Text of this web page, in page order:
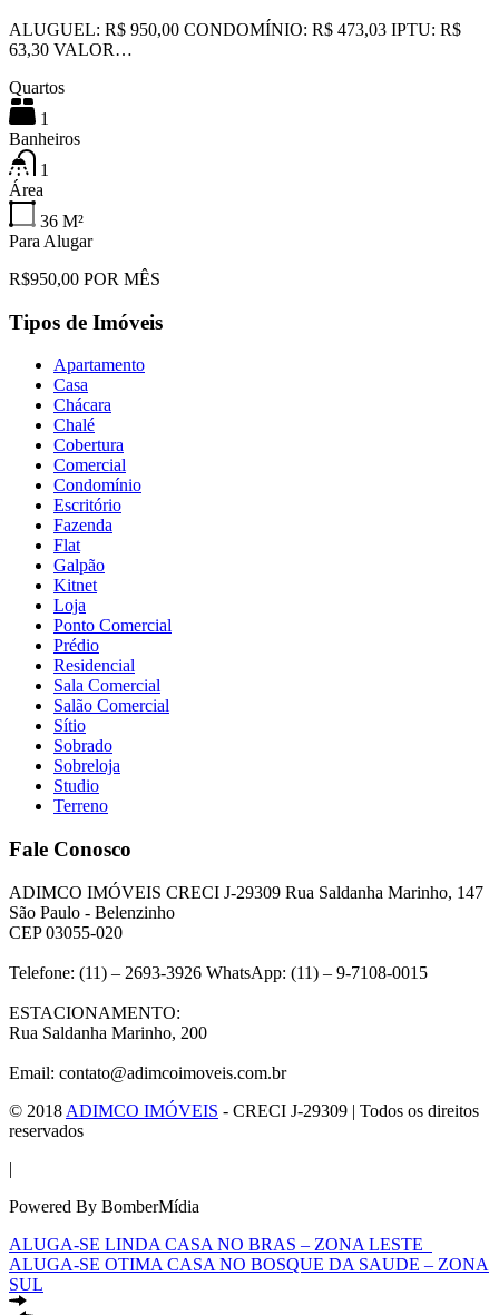
ALUGUEL: R$ 950,00 CONDOMÍNIO: R$ 473,03 IPTU: R$
63,30 VALOR…
Quartos
1
Banheiros
1
Área
36 M²
Para Alugar
R$950,00 POR MÊS
Tipos de Imóveis
Apartamento
Casa
Chácara
Chalé
Cobertura
Comercial
Condomínio
Escritório
Fazenda
Flat
Galpão
Kitnet
Loja
Ponto Comercial
Prédio
Residencial
Sala Comercial
Salão Comercial
Sítio
Sobrado
Sobreloja
Studio
Terreno
Fale Conosco
ADIMCO IMÓVEIS CRECI J-29309 Rua Saldanha Marinho, 147
São Paulo - Belenzinho
CEP 03055-020
Telefone: (11) – 2693-3926 WhatsApp: (11) – 9-7108-0015
ESTACIONAMENTO:
Rua Saldanha Marinho, 200
Email: contato@adimcoimoveis.com.br
© 2018 ADIMCO IMÓVEIS - CRECI J-29309 | Todos os direitos
reservados
|
Powered By BomberMídia
ALUGA-SE LINDA CASA NO BRAS – ZONA LESTE
ALUGA-SE OTIMA CASA NO BOSQUE DA SAUDE – ZONA
SUL